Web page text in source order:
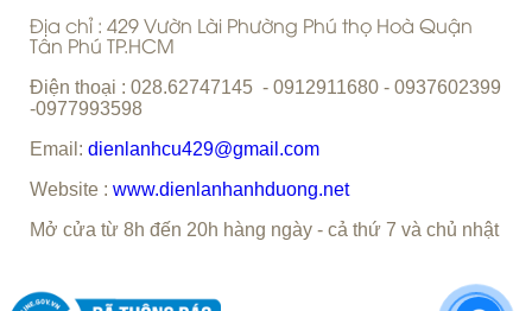
Địa chỉ : 429 Vườn Lài Phường Phú thọ Hoà Quận
Tân Phú TP.HCM
Điện thoại : 028.62747145 - 0912911680 - 0937602399
-0977993598
Email: dienlanhcu429@gmail.com
Website : www.dienlanhanhduong.net
Mở cửa từ 8h đến 20h hàng ngày - cả thứ 7 và chủ nhật